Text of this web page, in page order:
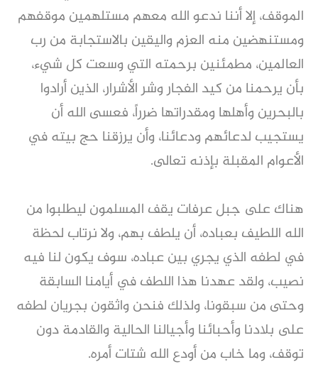
الموقف، إلا أننا ندعو الله معهم مستلهمين موقفهم
ومستنهضين منه العزم واليقين بالاستجابة من رب
العالمين، مطمئنين برحمته التي وسعت كل شيء،
بأن يرحمنا من كيد الفجار وشر الأشرار، الذين أرادوا
بالبحرين وأهلها ومقدراتها ضرراً، فعسى الله أن
يستجيب لدعائهم ودعائنا، وأن يرزقنا حج بيته في
الأعوام المقبلة بإذنه تعالى.
هناك على جبل عرفات يقف المسلمون ليطلبوا من
الله اللطيف بعباده، أن يلطف بهم، ولا نرتاب لحظة
في لطفه الذي يجري بين عباده، سوف يكون لنا فيه
نصيب، ولقد عهدنا هذا اللطف في أيامنا السابقة
وحتى من سبقونا، ولذلك فنحن واثقون بجريان لطفه
على بلادنا وأحبائنا وأجيالنا الحالية والقادمة دون
توقف، وما خاب من أودع الله شتات أمره.